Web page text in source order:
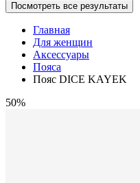
Посмотреть все результаты
Главная
Для женщин
Аксессуары
Пояса
Пояс DICE KAYEK
50%